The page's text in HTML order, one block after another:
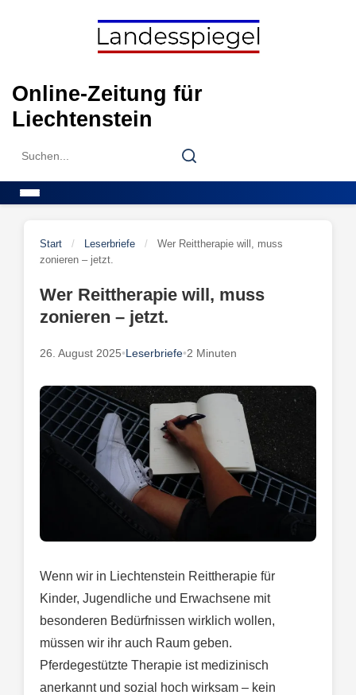
Online-Zeitung für
Liechtenstein
Search
Search
Start / Leserbriefe /
Wer Reittherapie will, muss
zonieren – jetzt.
Wer Reittherapie will, muss
zonieren – jetzt.
26. August 2025•Leserbriefe•2 Minuten
Wenn wir in Liechtenstein Reittherapie für
Kinder, Jugendliche und Erwachsene mit
besonderen Bedürfnissen wirklich wollen,
müssen wir ihr auch Raum geben.
Pferdegestützte Therapie ist medizinisch
anerkannt und sozial hoch wirksam – kein